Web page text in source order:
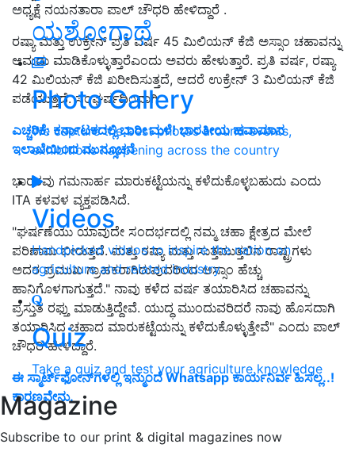
ಯಶೋಗಾಥೆ
Photo Gallery
We capture the best photos around events,
exhibitions happening across the country
Videos
Handpicked videos to inspire the nation on
agriculture and related industry
Quiz
Take a quiz and test your agriculture knowledge
Magazine
Subscribe to our print & digital magazines now
ಅಧ್ಯಕ್ಷೆ ನಯನತಾರಾ ಪಾಲ್ ಚೌಧರಿ ಹೇಳಿದ್ದಾರೆ .
ರಷ್ಯಾ ಮತ್ತು ಉಕ್ರೇನ್ ಪ್ರತಿ ವರ್ಷ 45 ಮಿಲಿಯನ್ ಕೆಜಿ ಅಸ್ಸಾಂ ಚಹಾವನ್ನು
ಆಮದು ಮಾಡಿಕೊಳ್ಳುತ್ತಾರೆಎಂದು ಅವರು ಹೇಳುತ್ತಾರೆ. ಪ್ರತಿ ವರ್ಷ, ರಷ್ಯಾ
42 ಮಿಲಿಯನ್ ಕೆಜಿ ಖರೀದಿಸುತ್ತದೆ, ಆದರೆ ಉಕ್ರೇನ್ 3 ಮಿಲಿಯನ್ ಕೆಜಿ
ಪಡೆಯುತ್ತದೆ. ಸಂಘರ್ಷದಿಂದಾಗಿ
ಎಚ್ಚರಿಕೆ: ಕರ್ನಾಟಕದಲ್ಲಿ ಭಾರೀ ಮಳೆ! ಭಾರತೀಯ ಹವಾಮಾನ
ಇಲಾಖೆಯಿಂದ ಮುನ್ಸೂಚನೆ
ಭಾರತವು ಗಮನಾರ್ಹ ಮಾರುಕಟ್ಟೆಯನ್ನು ಕಳೆದುಕೊಳ್ಳಬಹುದು ಎಂದು
ITA ಕಳವಳ ವ್ಯಕ್ತಪಡಿಸಿದೆ.
"ಘರ್ಷಣೆಯು ಯಾವುದೇ ಸಂದರ್ಭದಲ್ಲಿ ನಮ್ಮ ಚಹಾ ಕ್ಷೇತ್ರದ ಮೇಲೆ
ಪರಿಣಾಮ ಬೀರುತ್ತದೆ. ಮತ್ತು ರಷ್ಯಾ ಮತ್ತು ಸುತ್ತಮುತ್ತಲಿನ ರಾಷ್ಟ್ರಗಳು
ಅದರ ಪ್ರಮುಖ ಗ್ರಾಹಕರಾಗಿರುವುದರಿಂದ ಅಸ್ಸಾಂ ಹೆಚ್ಚು
ಹಾನಿಗೊಳಗಾಗುತ್ತದೆ." ನಾವು ಕಳೆದ ವರ್ಷ ತಯಾರಿಸಿದ ಚಹಾವನ್ನು
ಪ್ರಸ್ತುತ ರಫ್ತು ಮಾಡುತ್ತಿದ್ದೇವೆ. ಯುದ್ಧ ಮುಂದುವರಿದರೆ ನಾವು ಹೊಸದಾಗಿ
ತಯಾರಿಸಿದ ಚಹಾದ ಮಾರುಕಟ್ಟೆಯನ್ನು ಕಳೆದುಕೊಳ್ಳುತ್ತೇವೆ" ಎಂದು ಪಾಲ್
ಚೌಧರಿ ಹೇಳಿದ್ದಾರೆ.
ಈ ಸ್ಮಾರ್ಟ್‌ಫೋನ್‌ಗಳಲ್ಲಿ ಇನ್ಮುಂದೆ Whatsapp ಕಾರ್ಯನಿರ್ವ ಹಿಸಲ್ಲ..!
ಕಾರಣವೇನು.